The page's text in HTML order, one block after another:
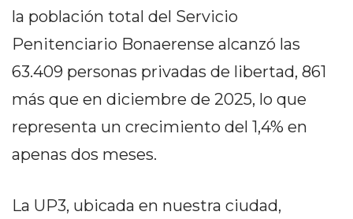
DEFINITIVA PARA
RESTAURANTES Y
DELIVERIES
CÓMO ORGANIZAR LOS
PEDIDOS DE DELIVERY
SE TE PIERDA NINGUNO
la población total del Servicio
Penitenciario Bonaerense alcanzó las
63.409 personas privadas de libertad, 861
más que en diciembre de 2025, lo que
representa un crecimiento del 1,4% en
apenas dos meses.
La UP3, ubicada en nuestra ciudad,